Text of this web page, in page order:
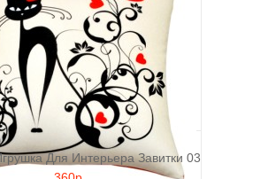
Для Интерьера Завитки 03